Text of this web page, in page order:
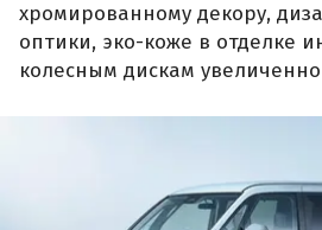
хромированному декору,
оптики, эко-коже в отделке
колесным дискам